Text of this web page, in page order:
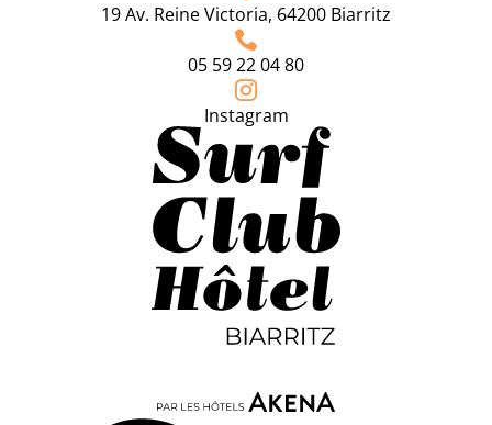
19 Av. Reine Victoria, 64200 Biarritz
05 59 22 04 80
Instagram